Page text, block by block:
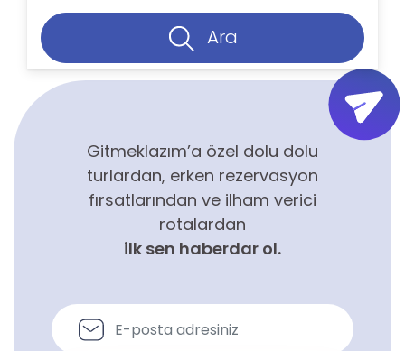
Ara
Gitmeklazım’a özel dolu dolu
turlardan, erken rezervasyon
fırsatlarından ve ilham verici
rotalardan
ilk sen haberdar ol.